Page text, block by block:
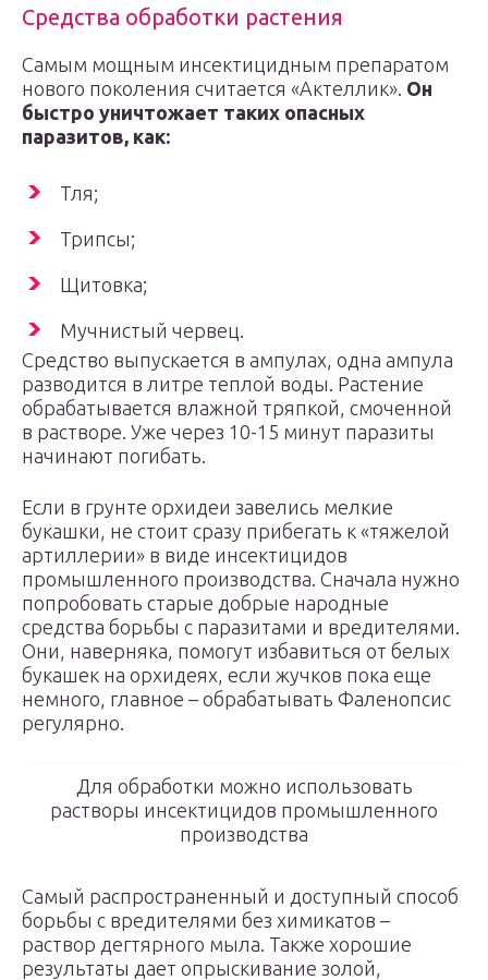
Средства обработки растения
Самым мощным инсектицидным препаратом
нового поколения считается «Актеллик». Он
быстро уничтожает таких опасных
паразитов, как:
Тля;
Трипсы;
Щитовка;
Мучнистый червец.
Средство выпускается в ампулах, одна ампула
разводится в литре теплой воды. Растение
обрабатывается влажной тряпкой, смоченной
в растворе. Уже через 10-15 минут паразиты
начинают погибать.
Если в грунте орхидеи завелись мелкие
букашки, не стоит сразу прибегать к «тяжелой
артиллерии» в виде инсектицидов
промышленного производства. Сначала нужно
попробовать старые добрые народные
средства борьбы с паразитами и вредителями.
Они, наверняка, помогут избавиться от белых
букашек на орхидеях, если жучков пока еще
немного, главное – обрабатывать Фаленопсис
регулярно.
Для обработки можно использовать
растворы инсектицидов промышленного
производства
Самый распространенный и доступный способ
борьбы с вредителями без химикатов –
раствор дегтярного мыла. Также хорошие
результаты дает опрыскивание золой,